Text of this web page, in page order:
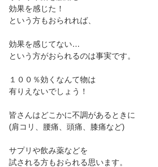
効果を感じた！
という方もおられれば、
効果を感じてない…
という方がおられるのは事実です。
１００％効くなんて物は
有りえないでしょう！
皆さんはどこかに不調があるときに
(肩コリ、腰痛、頭痛、膝痛など)
サプリや飲み薬などを
試される方もおられる思います。